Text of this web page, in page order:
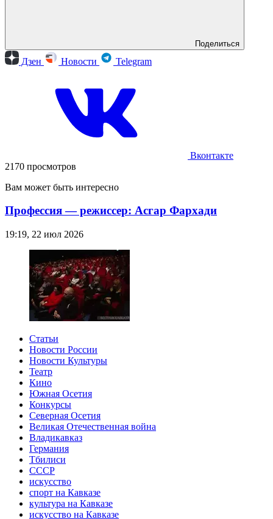
Поделиться
Дзен Новости Telegram
Вконтакте
2170 просмотров
Вам может быть интересно
Профессия — режиссер: Асгар Фархади
19:19, 22 июл 2026
Статьи
Новости России
Новости Культуры
Театр
Кино
Южная Осетия
Конкурсы
Северная Осетия
Великая Отечественная война
Владикавказ
Германия
Тбилиси
СССР
искусство
спорт на Кавказе
культура на Кавказе
искусство на Кавказе